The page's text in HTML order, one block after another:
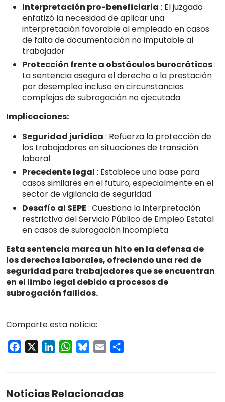
Interpretación pro-beneficiaria : El juzgado
enfatizó la necesidad de aplicar una
interpretación favorable al empleado en casos
de falta de documentación no imputable al
trabajador
Protección frente a obstáculos burocráticos:
La sentencia asegura el derecho a la prestación
por desempleo incluso en circunstancias
complejas de subrogación no ejecutada
Implicaciones:
Seguridad jurídica : Refuerza la protección de
los trabajadores en situaciones de transición
laboral
Precedente legal : Establece una base para
casos similares en el futuro, especialmente en el
sector de vigilancia de seguridad
Desafío al SEPE : Cuestiona la interpretación
restrictiva del Servicio Público de Empleo Estatal
en casos de subrogación incompleta
Esta sentencia marca un hito en la defensa de
los derechos laborales, ofreciendo una red de
seguridad para trabajadores que se encuentran
en el limbo legal debido a procesos de
subrogación fallidos.
Comparte esta noticia:
Facebook LinkedInWhatsApp
Bluesky
Email
Noticias Relacionadas